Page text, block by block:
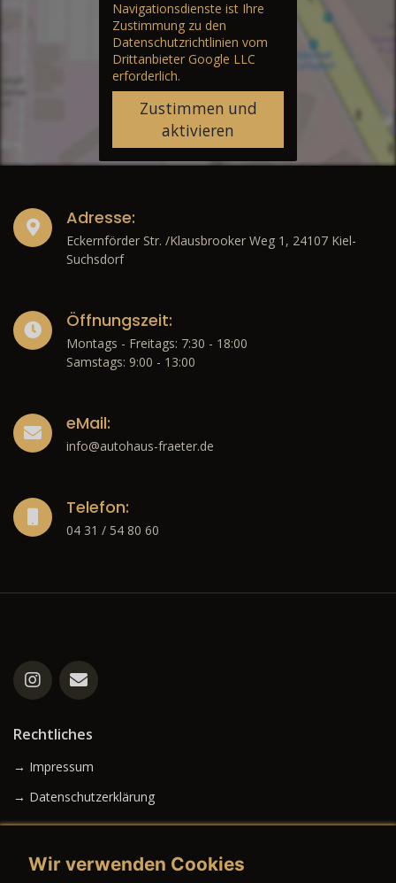
Navigationsdienste ist Ihre
Zustimmung zu den
Datenschutzrichtlinien vom
Drittanbieter Google LLC
erforderlich.
Zustimmen und
aktivieren
Adresse:
Eckernförder Str. /Klausbrooker Weg 1, 24107 Kiel-
Suchsdorf
Öffnungszeit:
Montags - Freitags: 7:30 - 18:00
Samstags: 9:00 - 13:00
eMail:
info@autohaus-fraeter.de
Telefon:
04 31 / 54 80 60
Rechtliches
→ Impressum
→ Datenschutzerklärung
Wir verwenden Cookies